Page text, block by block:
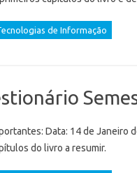
de Informação
Data: 14 de Janeiro
do livro a resumir.